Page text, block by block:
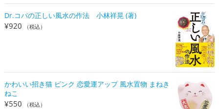
Dr.コパの正しい風水の作法 小林祥晃 (著)
¥920 （税込）
かわいい招き猫 ピンク 恋愛運アップ 風水置物 まねき
ねこ
¥550 （税込）